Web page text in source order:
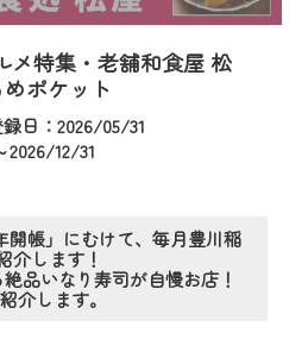
メ特集・老舗和食屋 松
ポケット
日：2026/05/31
12/31
開帳」にむけて、毎月豊川稲
介します！
品いなり寿司が自慢お店！
介します。
CCNet Web TV』は2024
ューアルします！
り、お住まいの地域
一目瞭然。
ブラウザから、いつ
出先でも！
ア20市町の地域情報
けます！